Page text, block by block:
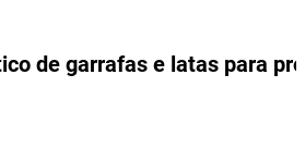
de garrafas e latas para